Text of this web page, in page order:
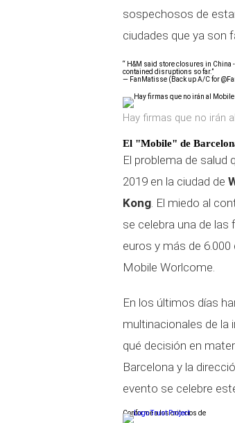
sospechosos de
ciudades que ya son
“ H&M said store closures in China
contained disruptions so far.”
— FanMatisse (Back up A/C for
Hay firmas que no irán
El "Mobile" de
El problema de salud
2019 en la ciudad de
Kong. El miedo al
se celebra una de
euros y más de
Mobile Worlcome.
En los últimos días
multinacionales de la
qué decisión en
Barcelona y la
evento se celebre
Conforme a los criterios de